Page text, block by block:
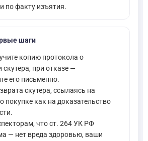
по факту изъятия.
шаги
копию протокола о
при отказе —
его письменно.
скутера, ссылаясь на
покупке как на доказательство
что ст. 264 УК РФ
— нет вреда здоровью, ваши